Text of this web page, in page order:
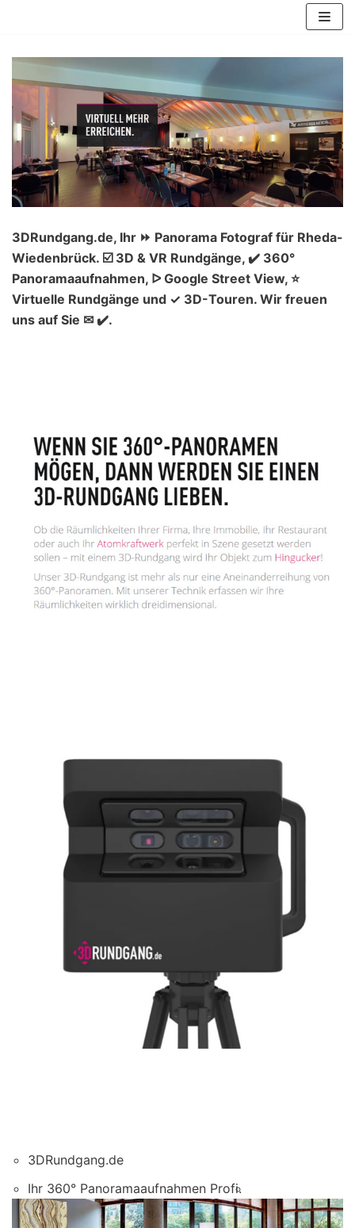
Inhalt
springen
3DRundgang.de, Ihr ⏩ Panorama Fotograf für Rheda-
Wiedenbrück. ☑️ 3D & VR Rundgänge, ✔️ 360°
Panoramaaufnahmen, ᐅ Google Street View, ⭐
Virtuelle Rundgänge und ✓ 3D-Touren. Wir freuen
uns auf Sie ✉ ✔️.
3DRundgang.de
Ihr 360° Panoramaaufnahmen Profi.